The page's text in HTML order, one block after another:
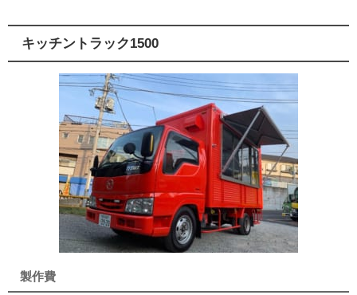
キッチントラック1500
製作費